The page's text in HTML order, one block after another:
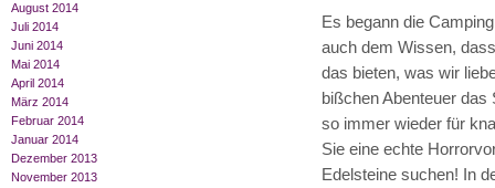
August 2014
Juli 2014
Juni 2014
Mai 2014
April 2014
März 2014
Februar 2014
Januar 2014
Dezember 2013
November 2013
Es begann die
auch dem Wissen,
das bieten, was wir
bißchen Abenteuer das
so immer wieder für
Sie eine echte
Edelsteine suchen! In